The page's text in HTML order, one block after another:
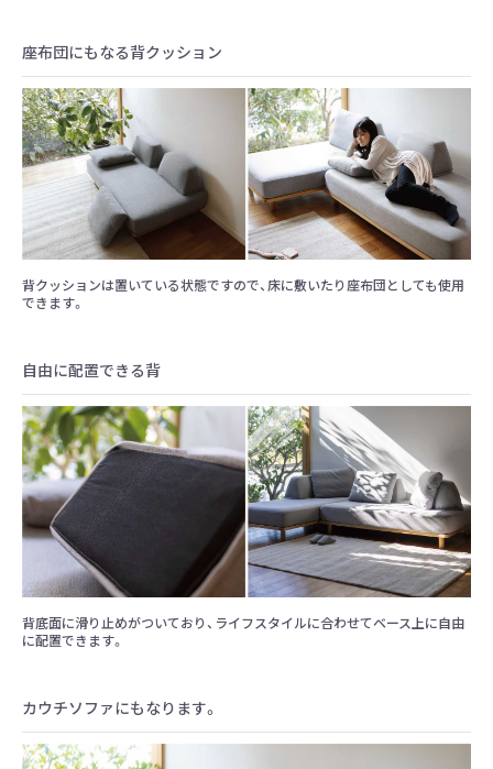
座布団にもなる背クッション
背クッションは置いている状態ですので、床に敷いたり座布団としても使用
できます。
自由に配置できる背
背底面に滑り止めがついており、ライフスタイルに合わせてベース上に自由
に配置できます。
カウチソファにもなります。